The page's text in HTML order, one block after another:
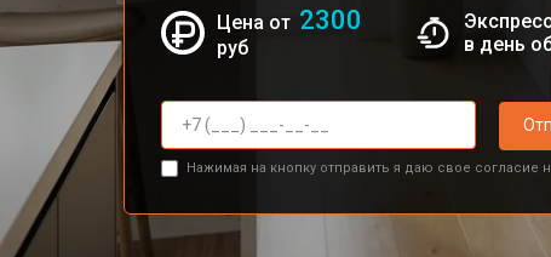
Цена от 2300
руб
в день
Нажимая на кнопку отправить я даю свое согласие